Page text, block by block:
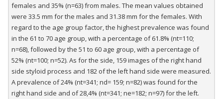
females and 35% (n=63) from males. The mean values obtained
were 33.5 mm for the males and 31.38 mm for the females. With
regard to the age group factor, the highest prevalence was found
in the 61 to 70 age group, with a percentage of 61.8% (nt=110;
n=68), followed by the 51 to 60 age group, with a percentage of
52% (nt=100; n=52). As for the side, 159 images of the right hand
side styloid process and 182 of the left hand side were measured.
A prevalence of 24% (nt=341; nd= 159; n=82) was found for the
right hand side and of 28,4% (nt=341; ne=182; n=97) for the left.